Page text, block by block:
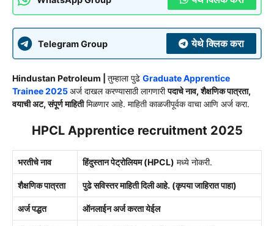
Telegram Group येथे क्लिक करा
Hindustan Petroleum | तुम्हाला पुढे Graduate Apprentice
Trainee 2025अर्ज दाखल करण्यासाठी लागणारीपदाचे नाव, शैक्षणिक पात्रता,
वयाची अट, संपूर्ण माहितीमिळणार आहे. माहिती काळजीपूर्वक वाचा आणि अर्ज करा.
HPCL Apprentice recruitment 2025
भरतीचे नाव हिंदुस्तान पेट्रोलियम (HPCL) मध्ये नोकरी.
शैक्षणिक पात्रता पुढे सविस्तर माहिती दिली आहे. (कृपया जाहिरात पाहा)
अर्ज पद्धत ऑनलाईन अर्ज करता येईल